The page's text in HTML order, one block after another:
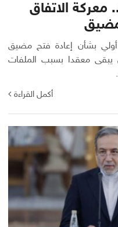
الاتفاق
بشأن إعادة فتح مضيق
يبقى معقدا بسبب الملفات
أكمل القراءة